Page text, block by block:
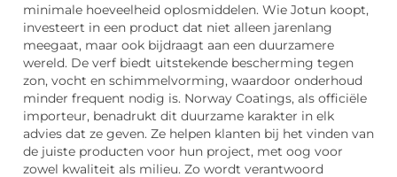
minimale hoeveelheid oplosmiddelen. Wie Jotun koopt,
investeert in een product dat niet alleen jarenlang
meegaat, maar ook bijdraagt aan een duurzamere
wereld. De verf biedt uitstekende bescherming tegen
zon, vocht en schimmelvorming, waardoor onderhoud
minder frequent nodig is. Norway Coatings, als officiële
importeur, benadrukt dit duurzame karakter in elk
advies dat ze geven. Ze helpen klanten bij het vinden van
de juiste producten voor hun project, met oog voor
zowel kwaliteit als milieu. Zo wordt verantwoord